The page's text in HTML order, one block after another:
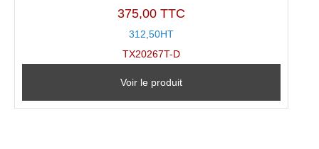
375,00 TTC
312,50HT
TX20267T-D
Voir le produit